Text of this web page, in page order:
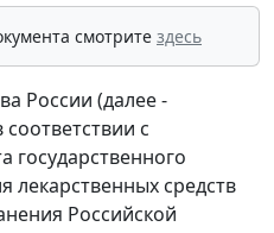
смотрите здесь
России (далее -
с
государственного
лекарственных средств
Российской